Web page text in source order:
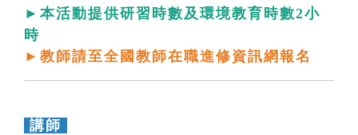
►本活動提供研習時數及環境教育時數2小
時
►教師請至全國教師在職進修資訊網報名
講師